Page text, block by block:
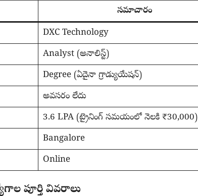
సమాచారం
DXC Technology
Analyst (అనాలిస్ట్)
Degree (ఏదైనా గ్రాడ్యుయేషన్)
అవసరం లేదు
3.6 LPA (ట్రైనింగ్ సమయంలో నెలకి ₹30,000)
Bangalore
Online
పూర్తి వివరాలు